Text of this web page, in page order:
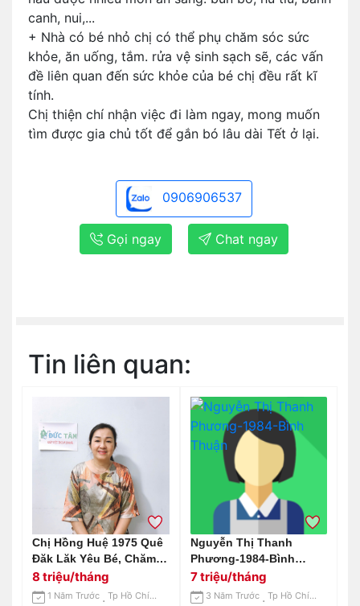
canh, nui,...
+ Nhà có bé nhỏ chị có thể phụ chăm sóc sức
khỏe, ăn uống, tắm. rửa vệ sinh sạch sẽ, các vấn
đề liên quan đến sức khỏe của bé chị đều rất kĩ
tính.
Chị thiện chí nhận việc đi làm ngay, mong muốn
tìm được gia chủ tốt để gắn bó lâu dài Tết ở lại.
0906906537
Gọi ngay Chat ngay
Tin liên quan:
Chị Hồng Huệ 1975 Quê
Đăk Lăk Yêu Bé, Chăm
Sóc Chu Đáo Tận Tình
8 triệu/tháng
1 Năm Trước Tp Hồ Chí Minh
Nguyễn Thị Thanh
Phương-1984-Bình
Thuận
7 triệu/tháng
3 Năm Trước Tp Hồ Chí Minh